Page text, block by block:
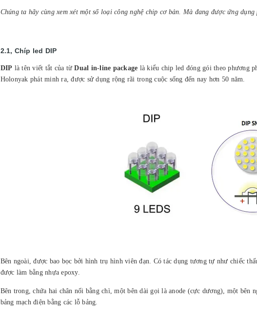
Chúng ta hãy cùng xem xét một số loại công nghệ chip cơ bản. Mà đang được ứng
2.1, Chíp led DIP
DIP là tên viết tắt của từDual in-line package là kiểu chip led đóng gói theo phương
Holonyak phát minh ra, được sử dụng rộng rãi trong cuộc sống đến nay hơn 50 năm.
Bên ngoài, được bao bọc bởi hình trụ hình viên đạn. Có tác dụng tương tự như chiếc
được làm bằng nhựa epoxy.
Bên trong, chứa hai chân nối bằng chì, một bên dài gọi là anode (cực dương), một bên
bảng mạch điện bằng các lỗ bảng.